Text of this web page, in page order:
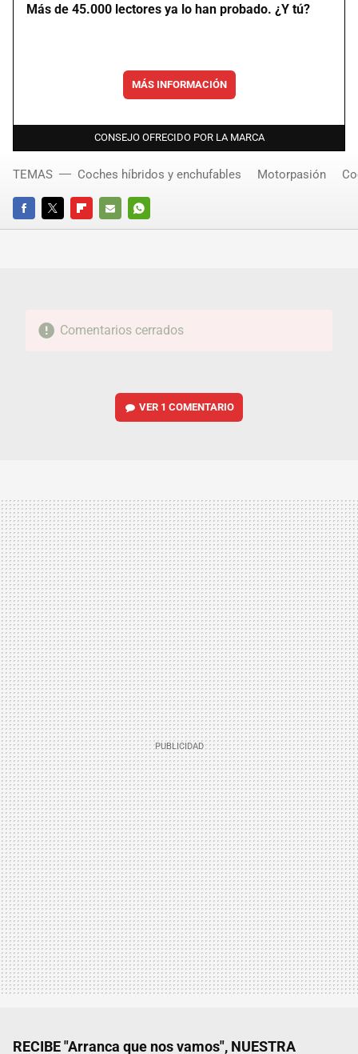
Más de 45.000 lectores ya lo han probado. ¿Y tú?
MÁS INFORMACIÓN
CONSEJO OFRECIDO POR LA MARCA
FACEBOOKTWITTERFLIPBOARD
E-
WHATSAPP
TEMAS Coches híbridos y enchufables Motorpasión
Comentarios cerrados
VER 1 COMENTARIO
RECIBE "Arranca que nos vamos", NUESTRA